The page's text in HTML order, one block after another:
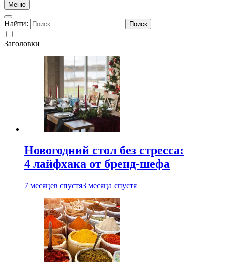
Меню
Найти:
Заголовки
Новогодний стол без стресса:
4 лайфхака от бренд-шефа
7 месяцев спустя3 месяца спустя